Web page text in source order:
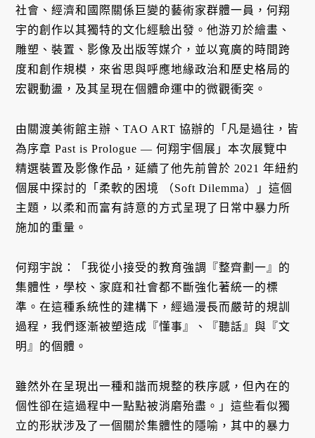
社會、經濟和國際關係巨變的藝術家群體一員，何翔
宇的創作以其獨特的文化經驗出發。他游刃於繪畫、
雕塑、裝置、影像及出版等媒介，並以寬廣的時間跨
度和創作規模，來省思與呼應地緣政治和歷史格局的
宏觀動盪，及其呈現在個體命運中的微觀衝突。
由關渡美術館主辦、TAO ART 協辦的「凡是過往，皆
為序章 Past is Prologue — 何翔宇個展」本次展覽中
精選裝置及影像作品，延續了他先前曾於 2021 年紐約
個展中探討的「柔軟的困境 （Soft Dilemma）」這個
主題，以柔和而富有詩意的方式呈現了日常中暴力所
施加的重量。
何翔宇說：「我從小接受的教育強調『整齊劃一』的
集體性，學校、家庭和社會都不斷強化著統一的標
準。在這種系統性的建構下，經過漫長而嚴苛的規訓
過程，我們逐漸被塑造成『懂事』、『聽話』與『文
明』的個體。
雖然外在呈現出一種和諧而規整的秩序感，但內在的
個性卻在這過程中一點點被消磨殆盡。」這些看似獨
立的形狀涉及了一個關於集體性的隱喻，其中的暴力